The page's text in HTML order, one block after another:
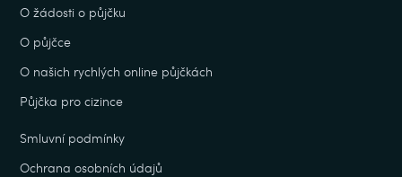
O žádosti o půjčku
O půjčce
O našich rychlých online půjčkách
Půjčka pro cizince
Smluvní podmínky
Ochrana osobních údajů